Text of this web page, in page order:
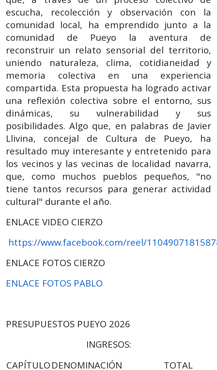
escucha, recolección y observación con la
comunidad local, ha emprendido junto a la
comunidad de Pueyo la aventura de
reconstruir un relato sensorial del territorio,
uniendo naturaleza, clima, cotidianeidad y
memoria colectiva en una experiencia
compartida. Esta propuesta ha logrado activar
una reflexión colectiva sobre el entorno, sus
dinámicas, su vulnerabilidad y sus
posibilidades. Algo que, en palabras de Javier
Llivina, concejal de Cultura de Pueyo, ha
resultado muy interesante y entretenido para
los vecinos y las vecinas de localidad navarra,
que, como muchos pueblos pequeños, "no
tiene tantos recursos para generar actividad
cultural" durante el año.
ENLACE VIDEO CIERZO
https://www.facebook.com/reel/
ENLACE FOTOS CIERZO
ENLACE FOTOS PABLO
PRESUPUESTOS PUEYO 2026
INGRESOS:
CAPÍTULO DENOMINACIÓN
TOTAL